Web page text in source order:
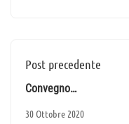
Post precedente
Convegno
all'emergere dell'Anima"
30 Ottobre 2020